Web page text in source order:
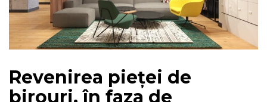
Revenirea pieței de
birouri, în faza de